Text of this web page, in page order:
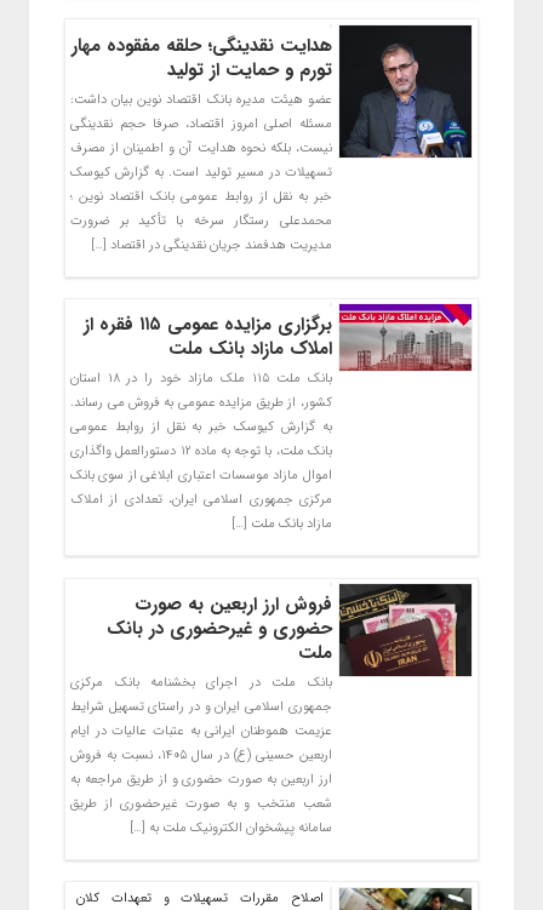
هدایت نقدینگی؛ حلقه مفقوده مهار
تورم و حمایت از تولید
عضو هیئت مدیره بانک اقتصاد نوین بیان داشت:
مسئله اصلی امروز اقتصاد، صرفا حجم نقدینگی
نیست، بلکه نحوه هدایت آن و اطمینان از مصرف
تسهیلات در مسیر تولید است. به گزارش کیوسک
خبر به نقل از روابط عمومی بانک اقتصاد نوین ؛
محمدعلی رستگار سرخه با تأکید بر ضرورت
مدیریت هدفمند جریان نقدینگی در اقتصاد […]
برگزاری مزایده عمومی ۱۱۵ فقره از
املاک مازاد بانک ملت
بانک ملت ۱۱۵ ملک مازاد خود را در ۱۸ استان
کشور، از طریق مزایده عمومی به فروش می رساند.
به گزارش کیوسک خبر به نقل از روابط عمومی
بانک ملت، با توجه به ماده ۱۲ دستورالعمل واگذاری
اموال مازاد موسسات اعتباری ابلاغی از سوی بانک
مرکزی جمهوری اسلامی ایران، تعدادی از املاک
مازاد بانک ملت […]
فروش ارز اربعین به صورت
حضوری و غیرحضوری در بانک
ملت
بانک ملت در اجرای بخشنامه بانک مرکزی
جمهوری اسلامی ایران و در راستای تسهیل شرایط
عزیمت هموطنان ایرانی به عتبات عالیات در ایام
اربعین حسینی (ع) در سال ۱۴۰۵، نسبت به فروش
ارز اربعین به صورت حضوری و از طریق مراجعه به
شعب منتخب و به صورت غیرحضوری از طریق
سامانه پیشخوان الکترونیک ملت به […]
اصلاح مقررات تسهیلات و تعهدات کلان